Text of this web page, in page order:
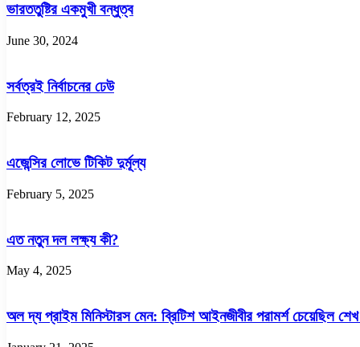
ভারততুষ্টির একমুখী বন্ধুত্ব
June 30, 2024
সর্বত্রই নির্বাচনের ঢেউ
February 12, 2025
এজেন্সির লোভে টিকিট দুর্মূল্য
February 5, 2025
এত নতুন দল লক্ষ্য কী?
May 4, 2025
অল দ্য প্রাইম মিনিস্টারস মেন: ব্রিটিশ আইনজীবীর পরামর্শ চেয়েছিল